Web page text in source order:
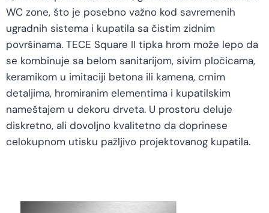
WC zone, što je posebno važno kod savremenih
ugradnih sistema i kupatila sa čistim zidnim
površinama. TECE Square II tipka hrom može lepo da
se kombinuje sa belom sanitarijom, sivim pločicama,
keramikom u imitaciji betona ili kamena, crnim
detaljima, hromiranim elementima i kupatilskim
nameštajem u dekoru drveta. U prostoru deluje
diskretno, ali dovoljno kvalitetno da doprinese
celokupnom utisku pažljivo projektovanog kupatila.